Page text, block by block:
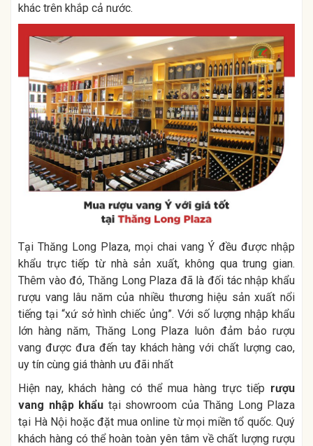
khác trên khắp cả nước.
Tại Thăng Long Plaza, mọi chai vang Ý đều được nhập
khẩu trực tiếp từ nhà sản xuất, không qua trung gian.
Thêm vào đó, Thăng Long Plaza đã là đối tác nhập khẩu
rượu vang lâu năm của nhiều thương hiệu sản xuất nổi
tiếng tại “xứ sở hình chiếc ủng”. Với số lượng nhập khẩu
lớn hàng năm, Thăng Long Plaza luôn đảm bảo rượu
vang được đưa đến tay khách hàng với chất lượng cao,
uy tín cùng giá thành ưu đãi nhất
Hiện nay, khách hàng có thể mua hàng trực tiếp rượu
vang nhập khẩu tại showroom của Thăng Long Plaza
tại Hà Nội hoặc đặt mua online từ mọi miền tổ quốc. Quý
khách hàng có thể hoàn toàn yên tâm về chất lượng rượu